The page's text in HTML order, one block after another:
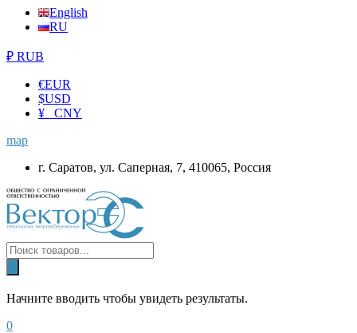
English
RU
₽ RUB
€EUR
$USD
¥ CNY
map
г. Саратов, ул. Саперная, 7, 410065, Россия
Начните вводить чтобы увидеть результаты.
0